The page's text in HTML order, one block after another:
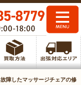
故障したマッサージチェアの修